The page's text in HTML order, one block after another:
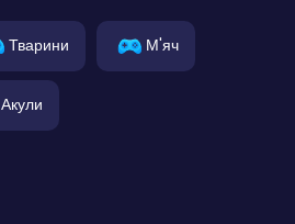
Тварини М'яч
Акули